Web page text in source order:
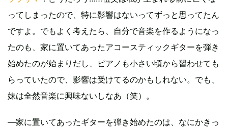
ってしまったので、特に影響はないってずっと思ってたん
ですよ。でもよく考えたら、自分で音楽を作るようになっ
たのも、家に置いてあったアコースティックギターを弾き
始めたのが始まりだし、ピアノも小さい頃から習わせても
らっていたので、影響は受けてるのかもしれない。でも、
妹は全然音楽に興味ないしなあ（笑）。
―家に置いてあったギターを弾き始めたのは、なにかきっ